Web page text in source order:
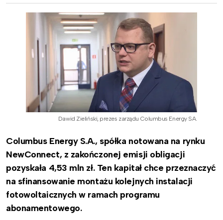
Dawid Zieliński, prezes zarządu Columbus Energy SA.
Columbus Energy S.A., spółka notowana na rynku
NewConnect, z zakończonej emisji obligacji
pozyskała 4,53 mln zł. Ten kapitał chce przeznaczyć
na sfinansowanie montażu kolejnych instalacji
fotowoltaicznych w ramach programu
abonamentowego.